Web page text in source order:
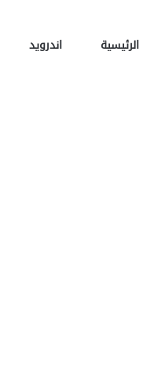
الرئيسية اندرويد